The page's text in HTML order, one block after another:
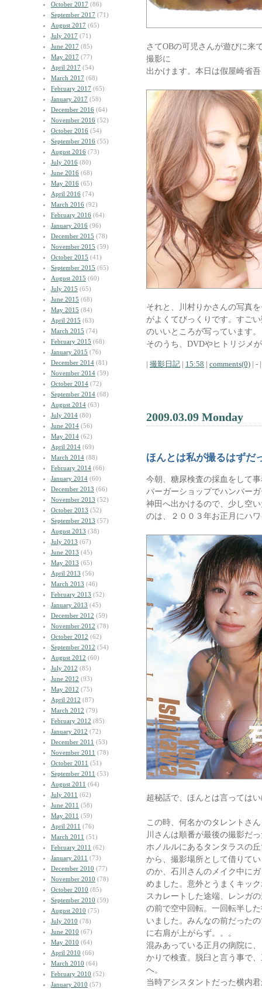
October 2017 (86)
September 2017 (71)
August 2017 (65)
July 2017 (71)
June 2017 (85)
May 2017 (77)
April 2017 (54)
March 2017 (68)
February 2017 (65)
January 2017 (58)
December 2016 (64)
November 2016 (52)
October 2016 (54)
September 2016 (55)
August 2016 (73)
July 2016 (80)
June 2016 (68)
May 2016 (65)
April 2016 (74)
March 2016 (92)
February 2016 (64)
January 2016 (96)
December 2015 (78)
November 2015 (59)
October 2015 (41)
September 2015 (65)
August 2015 (60)
July 2015 (65)
June 2015 (68)
May 2015 (84)
April 2015 (63)
March 2015 (74)
February 2015 (68)
January 2015 (76)
December 2014 (81)
November 2014 (59)
October 2014 (72)
September 2014 (68)
August 2014 (63)
July 2014 (80)
June 2014 (56)
May 2014 (62)
April 2014 (69)
March 2014 (88)
February 2014 (66)
January 2014 (60)
December 2013 (66)
November 2013 (52)
October 2013 (52)
September 2013 (57)
August 2013 (38)
July 2013 (67)
June 2013 (45)
May 2013 (65)
April 2013 (56)
March 2013 (46)
February 2013 (52)
January 2013 (45)
December 2012 (59)
November 2012 (78)
October 2012 (62)
September 2012 (54)
August 2012 (60)
July 2012 (85)
June 2012 (93)
May 2012 (75)
April 2012 (87)
March 2012 (79)
February 2012 (85)
January 2012 (72)
December 2011 (53)
November 2011 (78)
October 2011 (51)
September 2011 (53)
August 2011 (64)
July 2011 (62)
June 2011 (58)
May 2011 (59)
April 2011 (76)
March 2011 (51)
February 2011 (62)
January 2011 (73)
December 2010 (77)
November 2010 (78)
October 2010 (85)
September 2010 (59)
August 2010 (75)
July 2010 (78)
June 2010 (67)
May 2010 (64)
April 2010 (66)
March 2010 (64)
February 2010 (52)
January 2010 (57)
さてOBの可児さんが遊びに来
撮影に
出かけます。本日は假屋崎省
それと、川村りかさんの写真
がよくてびっくりです。すご
のいいところが写っています。
そのうち、DVDやヒトリジメ
| 撮影日記 | 15:58 | comments(0) | - |
2009.03.09 Monday
ほんとは私が撮るはずだ
今朝、糖尿検査の採血をして
バーガーショップでハンバー
神田へ出かけるので、少し空
のは、２００３年お正月にハ
超秘話で、ほんとは言っては
この時、何名かのタレントさ
川さんは順番が最後の撮影だ
ホノルルにあるタンタラスの
から、撮影場所として借りて
のか、石川さんのメイク中に
めました。意外とうまくキッ
スカレートした途端、レンガ
の前で空中回転。一回転半し
いました。みんなの前だった
に右肩が上がらず。。。
混みあっている正月の病院に
かりで検査。脱臼と言う事で
へ。
当時アシスタントだった横内